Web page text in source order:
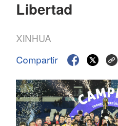
Libertad
XINHUA
Compartir